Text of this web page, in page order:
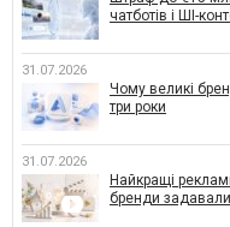
чатботів і ШІ-
31.07.2026
Чому великі
три роки
31.07.2026
Найкращі
бренди задавали